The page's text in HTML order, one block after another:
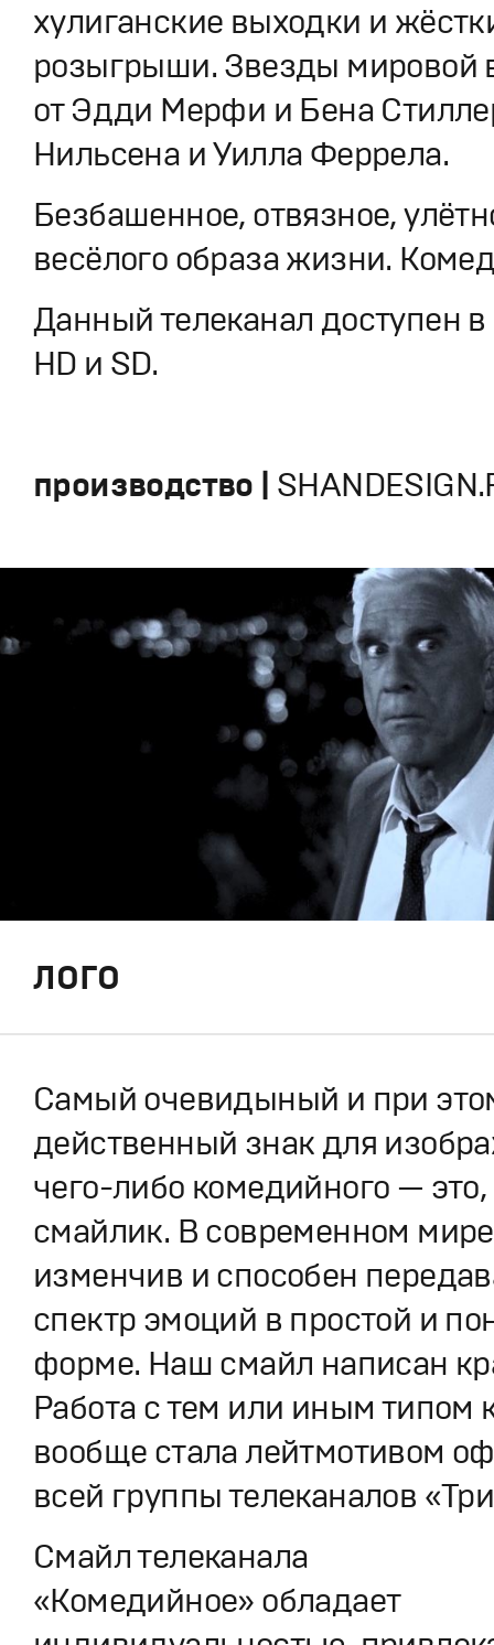
хулиганские выходки и
розыгрыши. Звезды мировой
от Эдди Мерфи и Бена
Нильсена и Уилла Феррела.
Безбашенное, отвязное,
весёлого образа жизни.
Данный телеканал доступен
HD и SD.
производство |
ЛОГО
Самый очевидыный и при
действенный знак для
чего-либо комедийного —
смайлик. В современном
изменчив и способен
спектр эмоций в простой и
форме. Наш смайл написан
Работа с тем или иным типом
вообще стала лейтмотивом
всей группы телеканалов
Смайл телеканала
«Комедийное» обладает